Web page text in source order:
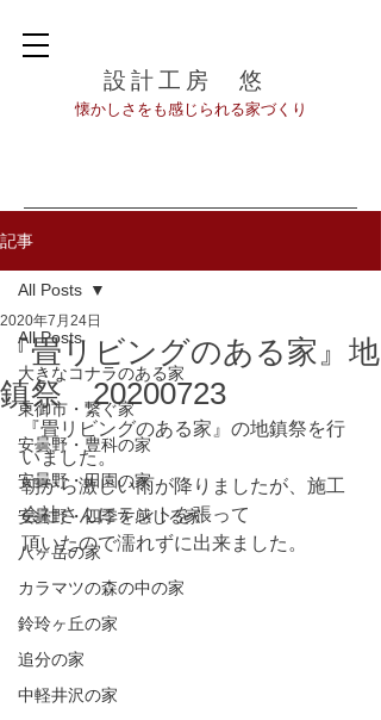
設計工房 悠
​懐かしさをも感じられる家づくり
記事
All Posts
大きなコナラのある家
東御市・繋ぐ家
安曇野・豊科の家
安曇野・田園の家
安曇野・四季を感じる家
八ヶ岳の家
カラマツの森の中の家
鈴玲ヶ丘の家
追分の家
中軽井沢の家
All Posts
『畳リビングのある家』地
鎮祭 20200723
2020年7月24日
『畳リビングのある家』の地鎮祭を行
いました。
朝から激しい雨が降りましたが、施工
会社さんにテントを張って
頂いたので濡れずに出来ました。